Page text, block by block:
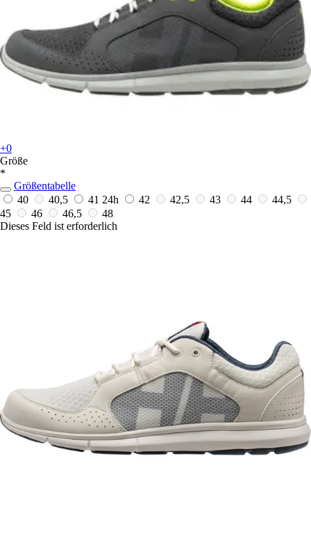
+0
Größe
*
Größentabelle
40
40,5 41 24h 42 42,5 43 44
44,5
45
46 46,5
48
Dieses Feld ist erforderlich